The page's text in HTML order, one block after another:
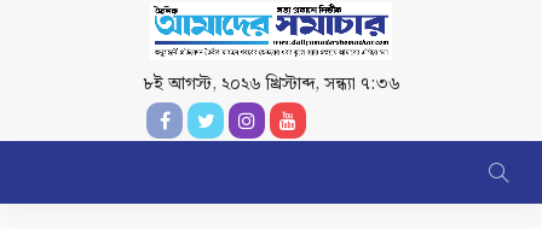
৮ই আগস্ট, ২০২৬ খ্রিস্টাব্দ,সন্ধ্যা ৭:৩৬